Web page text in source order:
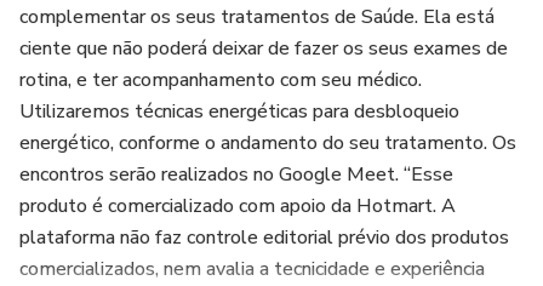
complementar os seus tratamentos de Saúde. Ela está
ciente que não poderá deixar de fazer os seus exames de
rotina, e ter acompanhamento com seu médico.
Utilizaremos técnicas energéticas para desbloqueio
energético, conforme o andamento do seu tratamento. Os
encontros serão realizados no Google Meet. “Esse
produto é comercializado com apoio da Hotmart. A
plataforma não faz controle editorial prévio dos produtos
comercializados, nem avalia a tecnicidade e experiência